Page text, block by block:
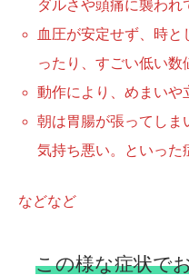
ダルさや頭痛に襲われ
血圧が安定せず、時と
ったり、すごい低い数
動作により、めまいや
朝は胃腸が張ってしま
気持ち悪い。といった
などなど
この様な症状で